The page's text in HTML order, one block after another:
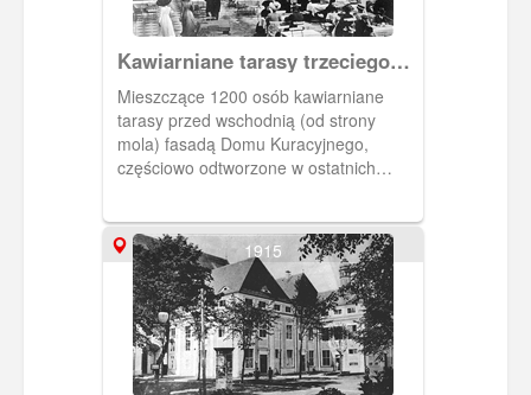
Kawiarniane tarasy trzeciego
Domu Kuracyjnego
Mieszczące 1200 osób kawiarniane
tarasy przed wschodnią (od strony
mola) fasadą Domu Kuracyjnego,
częściowo odtworzone w ostatnich
Bałtykiem i Morzem Północnym, życie
wczasowe w Sopocie skupiało się mniej
na promenadach wzdłuż plaży, a
bardziej w obrębie Skweru Kuracyjnego
i mola, gdzie za wstęp trzeba było
płacić. Ok. 1915 r., BG PAN.
[IDX:2208,1108]
1915